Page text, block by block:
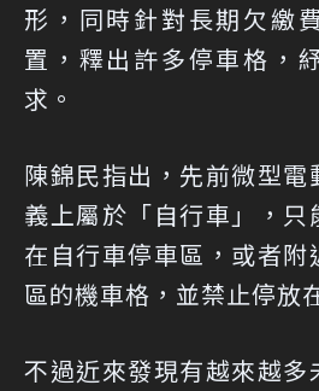
形，同時針對長期欠繳
置，釋出許多停車格，
求。
陳錦民指出，先前微型電
義上屬於「自行車」，只
在自行車停車區，或者附
區的機車格，並禁止停放
不過近來發現有越來越多